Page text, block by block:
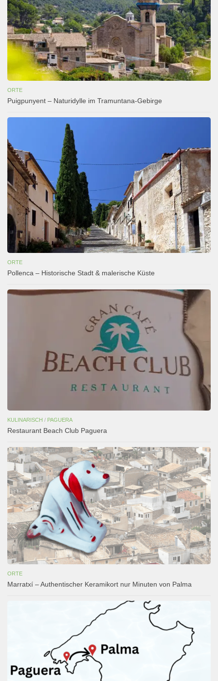
ORTE
Puigpunyent – Naturidylle im Tramuntana-Gebirge
ORTE
Pollenca – Historische Stadt & malerische Küste
KULINARISCH / PAGUERA
Restaurant Beach Club Paguera
ORTE
Marratxí – Authentischer Keramikort nur Minuten von Palma